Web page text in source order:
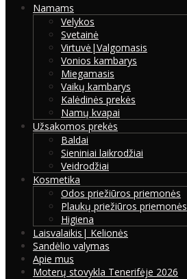
Namams
Velykos
Svetainė
Virtuvė|Valgomasis
Vonios kambarys
Miegamasis
Vaikų kambarys
Kalėdinės prekės
Namų kvapai
Užsakomos prekės
Baldai
Sieniniai laikrodžiai
Veidrodžiai
Kosmetika
Odos priežiūros priemonės
Plaukų priežiūros priemonės
Higiena
Laisvalaikis| Kelionės
Sandėlio valymas
Apie mus
Moterų stovykla Tenerifėje 2026